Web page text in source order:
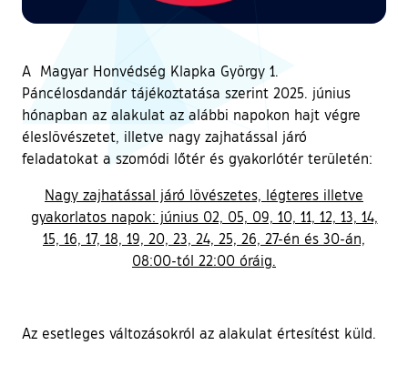
A Magyar Honvédség Klapka György 1.
Páncélosdandár tájékoztatása szerint 2025. június
hónapban az alakulat az alábbi napokon hajt végre
éleslövészetet, illetve nagy zajhatással járó
feladatokat a szomódi lőtér és gyakorlótér területén:
Nagy zajhatással járó lövészetes, légteres illetve
gyakorlatos napok: június 02, 05, 09, 10, 11, 12, 13, 14,
15, 16, 17, 18, 19, 20, 23, 24, 25, 26, 27-én és 30-án,
08:00-tól 22:00 óráig.
Az esetleges változásokról az alakulat értesítést küld.